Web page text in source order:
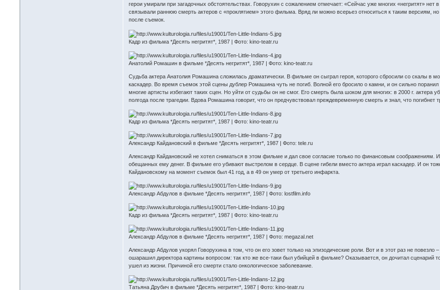
герои умирали при загадочных обстоятельствах. Говорухин с сожалением отмечает: «Сейчас уже многих «негритят»
связывали раннюю смерть актеров с «проклятием» этого фильма. Вряд ли можно всерьез относиться к таким версиям,
после съемок.
Кадр из фильма *Десять негритят*, 1987 | Фото: kino-teatr.ru
Анатолий Ромашин в фильме *Десять негритят*, 1987 | Фото: kino-teatr.ru
Судьба актера Анатолия Ромашина сложилась драматически. В фильме он сыграл героя, которого сбросили со скалы в
каскадер. Во время съемок этой сцены дублер Ромашина чуть не погиб. Волной его бросило о камни, и он сильно
многие артисты избегают таких сцен. Но уйти от судьбы он не смог. Его смерть была шоком для многих: в 2000 г.
полгода после трагедии. Вдова Ромашина говорит, что он предчувствовал преждевременную смерть и знал, что погибнет
Кадр из фильма *Десять негритят*, 1987 | Фото: kino-teatr.ru
Александр Кайдановский в фильме *Десять негритят*, 1987 | Фото: tele.ru
Александр Кайдановский не хотел сниматься в этом фильме и дал свое согласие только по финансовым соображениям.
обещанных ему денег. В фильме его убивают выстрелом в сердце. В сцене гибели вместо актера играл каскадер. И он
Кайдановскому на момент съемок был 41 год, а в 49 он умер от третьего инфаркта.
Александр Абдулов в фильме *Десять негритят*, 1987 | Фото: lostfilm.info
Кадр из фильма *Десять негритят*, 1987 | Фото: kino-teatr.ru
Александр Абдулов в фильме *Десять негритят*, 1987 | Фото: megazal.net
Александр Абдулов укорял Говорухина в том, что он его зовет только на эпизодические роли. Вот и в этот раз не
ошарашил директора картины вопросом: так кто же все-таки был убийцей в фильме? Оказывается, он дочитал сценарий
ушел из жизни. Причиной его смерти стало онкологическое заболевание.
Татьяна Друбич в фильме *Десять негритят*, 1987 | Фото: kino-teatr.ru